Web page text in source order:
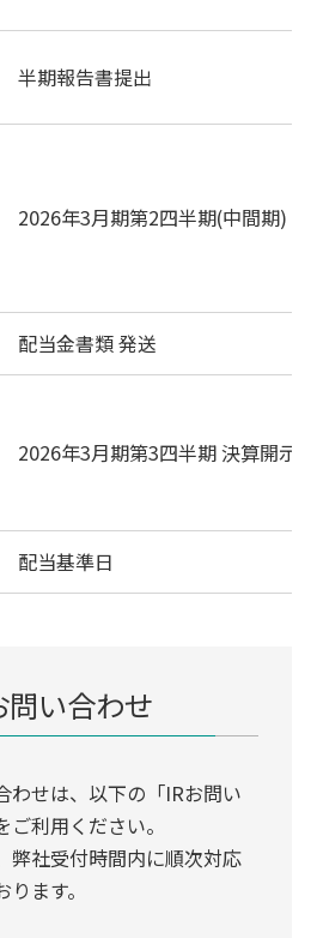
半期報告書提出
2026年3月期第2四半期(中間期)
配当金書類 発送
2026年3月期第3四半期 決算開示
配当基準日
問い合わせ
わせは、以下の「IRお問い
ご利用ください。
弊社受付時間内に順次対応
ます。